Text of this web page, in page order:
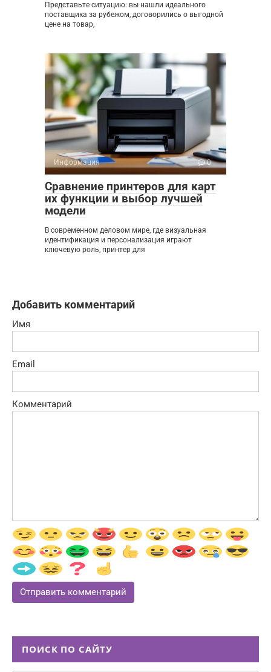
Представьте ситуацию: вы нашли идеального
поставщика за рубежом, договорились о выгодной
цене на товар,
Информация 0
Сравнение принтеров для карт
их функции и выбор лучшей
модели
В современном деловом мире, где визуальная
идентификация и персонализация играют
ключевую роль, принтер для
Добавить комментарий
Имя
Email
Комментарий
ПОИСК ПО САЙТУ